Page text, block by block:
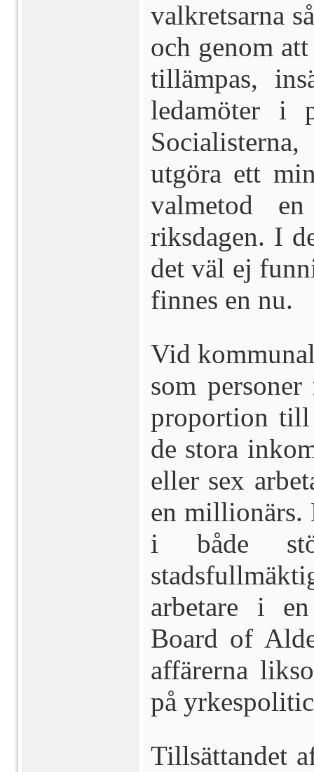
valkretsarna
och genom
tillämpas,
ledamöter i
utgöra ett
valmetod
riksdagen. I
det väl ej
finnes en nu.
Vid
som
proportion till
de stora
eller sex
en millionärs.
i både
arbetare i
Board of
affärerna
på
Tillsättandet